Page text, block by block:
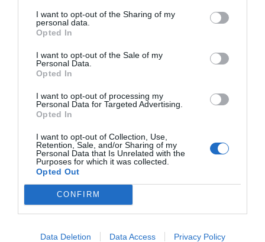
I want to opt-out of the Sharing of my
personal data.
Opted In
I want to opt-out of the Sale of my
Personal Data.
Opted In
I want to opt-out of processing my
Personal Data for Targeted Advertising.
Opted In
I want to opt-out of Collection, Use,
Retention, Sale, and/or Sharing of my
Personal Data that Is Unrelated with the
Purposes for which it was collected.
Opted Out
CONFIRM
Data Deletion Data Access Privacy Policy